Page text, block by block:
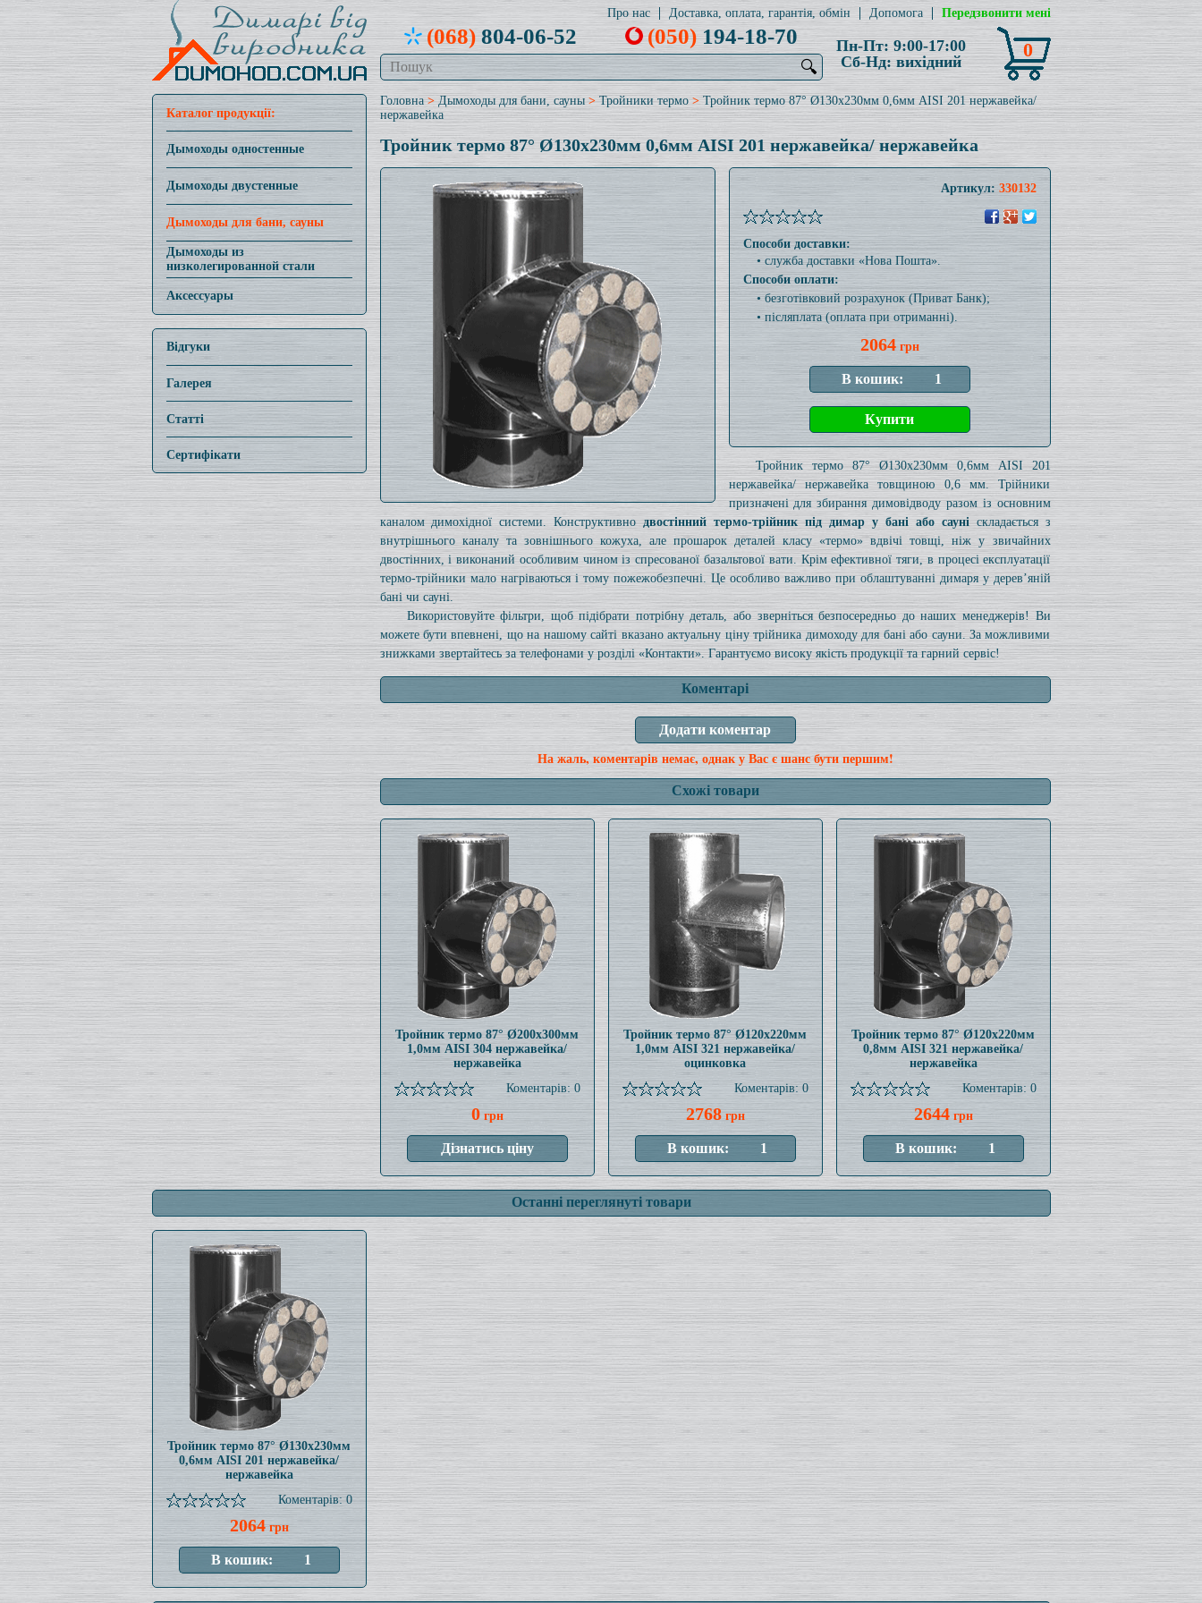
Про нас Доставка, оплата, гарантія, обмін Допомога Передзвонити мені
(068)804-06-52 (050)194-18-70
🔍
Пн-Пт: 9:00-17:00
Сб-Нд: вихідний
0
Каталог продукції:
Дымоходы одностенные
Дымоходы двустенные
Дымоходы для бани, сауны
Дымоходы из
низколегированной стали
Аксессуары
Відгуки
Галерея
Статті
Сертифікати
Головна> Дымоходы для бани, сауны>Тройники термо> Тройник термо 87° Ø130x230мм 0,6мм AISI 201 нержавейка/
нержавейка
Тройник термо 87° Ø130x230мм 0,6мм AISI 201 нержавейка/ нержавейка
Артикул:330132
Способи доставки:
• служба доставки «Нова Пошта».
Способи оплати:
• безготівковий розрахунок (Приват Банк);
• післяплата (оплата при отриманні).
2064грн
Тройник термо 87° Ø130x230мм 0,6мм AISI 201
нержавейка/ нержавейка товщиною 0,6 мм. Трійники
призначені для збирання димовідводу разом із основним
каналом димохідної системи. Конструктивнодвостінний термо-трійник під димар у бані або сауніскладається з
внутрішнього каналу та зовнішнього кожуха, але прошарок деталей класу «термо» вдвічі товщі, ніж у звичайних
двостінних, і виконаний особливим чином із спресованої базальтової вати. Крім ефективної тяги, в процесі експлуатації
термо-трійники мало нагріваються і тому пожежобезпечні. Це особливо важливо при облаштуванні димаря у дерев’яній
бані чи сауні.
Використовуйте фільтри, щоб підібрати потрібну деталь, або зверніться безпосередньо до наших менеджерів! Ви
можете бути впевнені, що на нашому сайті вказано актуальну ціну трійника димоходу для бані або сауни. За можливими
знижками звертайтесь за телефонами у розділі «Контакти». Гарантуємо високу якість продукції та гарний сервіс!
Коментарі
На жаль, коментарів немає, однак у Вас є шанс бути першим!
Схожі товари
Тройник термо 87° Ø200x300мм
1,0мм AISI 304 нержавейка/
нержавейка
Коментарів: 0
0грн
Тройник термо 87° Ø120x220мм
1,0мм AISI 321 нержавейка/
оцинковка
Коментарів: 0
2768грн
Тройник термо 87° Ø120x220мм
0,8мм AISI 321 нержавейка/
нержавейка
Коментарів: 0
2644грн
Останні переглянуті товари
Тройник термо 87° Ø130x230мм
0,6мм AISI 201 нержавейка/
нержавейка
Коментарів: 0
2064грн